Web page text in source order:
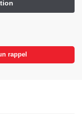
rappel